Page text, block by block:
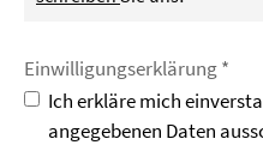
Einwilligungs­erklärung *
Ich erkläre mich
angegebenen Daten